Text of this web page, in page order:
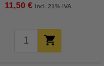
11,50 € Incl. 21% IVA